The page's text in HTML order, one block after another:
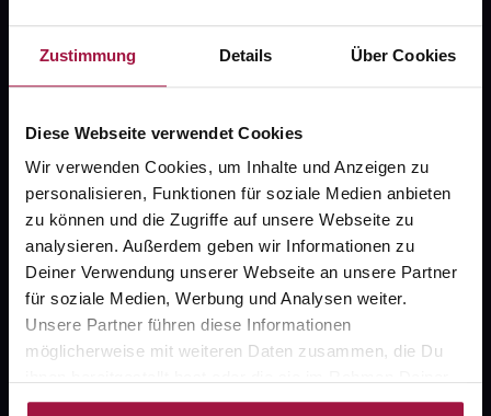
Zustimmung Details Über Cookies
Diese Webseite verwendet Cookies
Wir verwenden Cookies, um Inhalte und Anzeigen zu
personalisieren, Funktionen für soziale Medien anbieten
zu können und die Zugriffe auf unsere Webseite zu
analysieren. Außerdem geben wir Informationen zu
Deiner Verwendung unserer Webseite an unsere Partner
für soziale Medien, Werbung und Analysen weiter.
Unsere Partner führen diese Informationen
möglicherweise mit weiteren Daten zusammen, die Du
Nutzung der Dienste gesammelt haben.
Fragen zu Deiner Bestellung?
Kontakt
FAQ
Widerrufsformular
gesund.de
Über uns